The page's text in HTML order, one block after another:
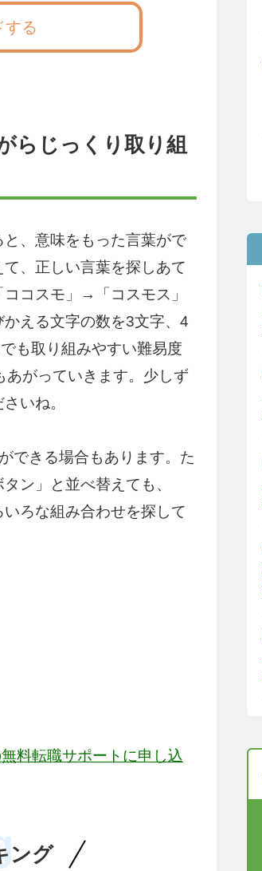
する
らじっくり取り組
、意味をもった言葉がで
、正しい言葉を探しあて
コスモ」→「コスモス」
える文字の数を3文字、4
も取り組みやすい難易度
がっていきます。少しず
いね。
できる場合もあります。た
ン」と並べ替えても、
ろな組み合わせを探して
料転職サポートに申し込
ング